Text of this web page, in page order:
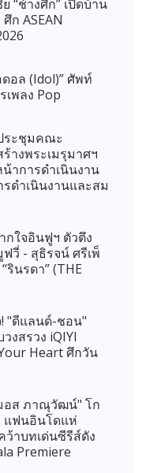
“ช้างศึก” เปิดบ้าน
ก ASEAN
อล (Idol)” ศัพท์
เพลง Pop
ระชุมคณะ
างพระเมรุมาศฯ
าการดำเนินงาน
ดำเนินงานและสม
กใจอินฟูฯ ตัวตึง
วี่ - สุธิรจน์ ศรีเพ็
รินรดา” (THE
! "ดีแลนด์-ชอน"
งสรวง iQIYI
Heart ศึกวัน
อส ภาณุวัฒน์" โก
แฟนอินโดแห่
าบทเด่นซีรีส์ดัง
Premiere